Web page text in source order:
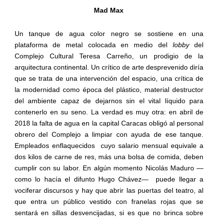
Mad Max
Un tanque de agua color negro se sostiene en una
plataforma de metal colocada en medio del lobbydel
Complejo Cultural Teresa Carreño, un prodigio de la
arquitectura continental. Un crítico de arte desprevenido diría
que se trata de una intervención del espacio, una crítica de
la modernidad como época del plástico, material destructor
del ambiente capaz de dejarnos sin el vital líquido para
contenerlo en su seno. La verdad es muy otra: en abril de
2018 la falta de agua en la capital Caracas obligó al personal
obrero del Complejo a limpiar con ayuda de ese tanque.
Empleados enflaquecidos
cuyo salario mensual equivale a
dos kilos de carne de res, más una bolsa de comida, deben
cumplir con su labor. En algún momento Nicolás Maduro —
como lo hacía el difunto Hugo Chávez—
puede llegar a
vociferar discursos y hay que abrir las puertas del teatro, al
que entra un público vestido con franelas rojas que se
sentará en sillas desvencijadas, si es que no brinca sobre